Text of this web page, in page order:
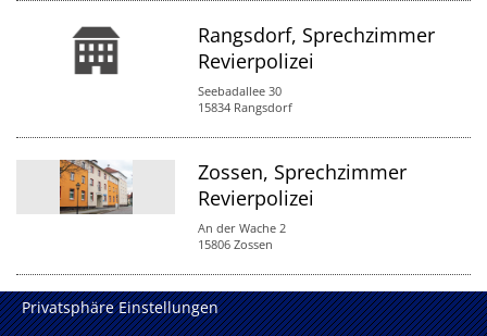
Rangsdorf, Sprechzimmer
Revierpolizei
Seebadallee 30
15834 Rangsdorf
Zossen, Sprechzimmer
Revierpolizei
An der Wache 2
15806 Zossen
Privatsphäre Einstellungen